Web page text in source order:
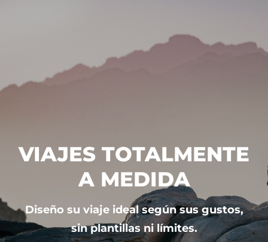
VIAJES TOTALMENTE
A MEDIDA
Diseño su viaje ideal según sus gustos,
sin plantillas ni límites.